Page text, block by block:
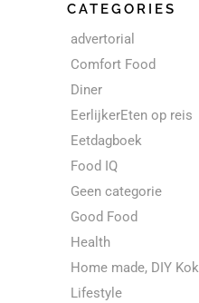
CATEGORIES
advertorial
Comfort Food
Diner
EerlijkerEten op reis
Eetdagboek
Food IQ
Geen categorie
Good Food
Health
Home made, DIY
Lifestyle